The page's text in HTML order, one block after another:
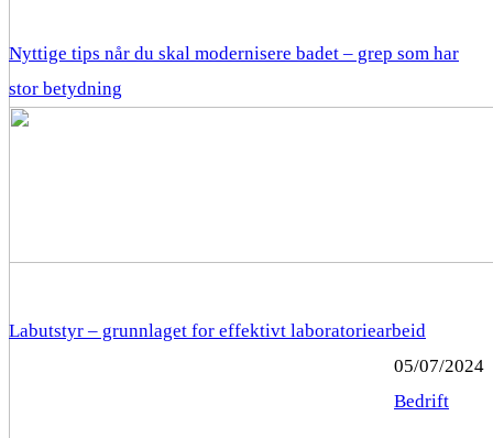
Nyttige tips når du skal modernisere badet – grep som har
stor betydning
Labutstyr – grunnlaget for effektivt laboratoriearbeid
05/07/2024
Bedrift